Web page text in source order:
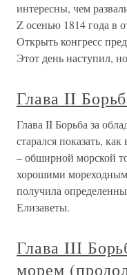
интересны, чем
Z осенью 1814 года в
Открыть конгресс
Этот день наступил,
Глава II
Глава II Борьба за
старался показать,
– обширной морской
хорошими
получила
Елизаветы.
Глава III
морем